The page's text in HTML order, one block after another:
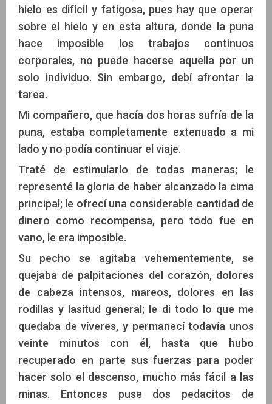
hielo es difícil y fatigosa, pues hay que operar
sobre el hielo y en esta altura, donde la puna
hace imposible los trabajos continuos
corporales, no puede hacerse aquella por un
solo individuo. Sin embargo, debí afrontar la
tarea.
Mi compañero, que hacía dos horas sufría de la
puna, estaba completamente extenuado a mi
lado y no podía continuar el viaje.
Traté de estimularlo de todas maneras; le
representé la gloria de haber alcanzado la cima
principal; le ofrecí una considerable cantidad de
dinero como recompensa, pero todo fue en
vano, le era imposible.
Su pecho se agitaba vehementemente, se
quejaba de palpitaciones del corazón, dolores
de cabeza intensos, mareos, dolores en las
rodillas y lasitud general; le di todo lo que me
quedaba de víveres, y permanecí todavía unos
veinte minutos con él, hasta que hubo
recuperado en parte sus fuerzas para poder
hacer solo el descenso, mucho más fácil a las
minas. Entonces puse dos pedacitos de